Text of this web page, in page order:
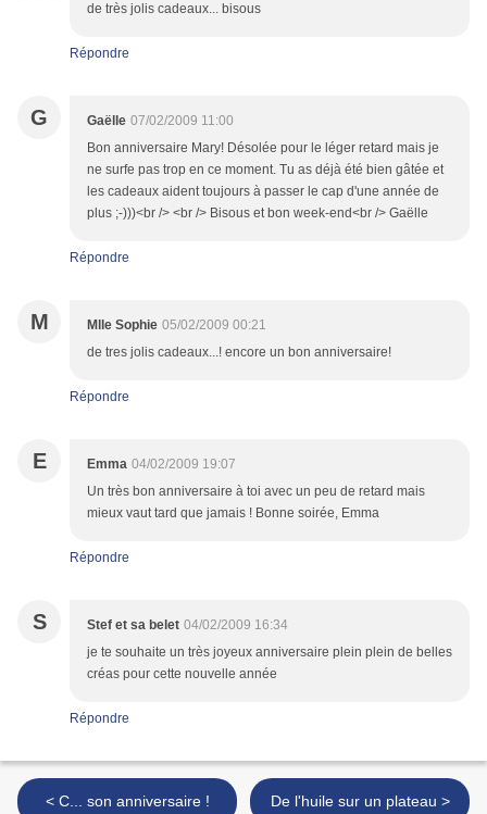
de très jolis cadeaux... bisous
Répondre
G Gaëlle 07/02/2009 11:00
Bon anniversaire Mary! Désolée pour le léger retard mais je
ne surfe pas trop en ce moment. Tu as déjà été bien gâtée et
les cadeaux aident toujours à passer le cap d'une année de
plus ;-)))<br /> <br /> Bisous et bon week-end<br /> Gaëlle
Répondre
M Mlle Sophie 05/02/2009 00:21
de tres jolis cadeaux...! encore un bon anniversaire!
Répondre
E Emma 04/02/2009 19:07
Un très bon anniversaire à toi avec un peu de retard mais
mieux vaut tard que jamais ! Bonne soirée, Emma
Répondre
S Stef et sa belet 04/02/2009 16:34
je te souhaite un très joyeux anniversaire plein plein de belles
créas pour cette nouvelle année
Répondre
< C... son anniversaire ! De l'huile sur un plateau >